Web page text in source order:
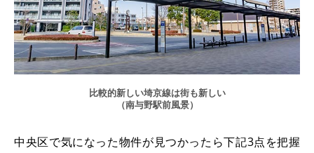
比較的新しい埼京線は街も新しい
（南与野駅前風景）
中央区で気になった物件が見つかったら下記3点を把握